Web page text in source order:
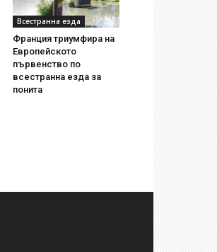
Всестранна езда
Франция триумфира на
Европейското
първенство по
всестранна езда за
понита